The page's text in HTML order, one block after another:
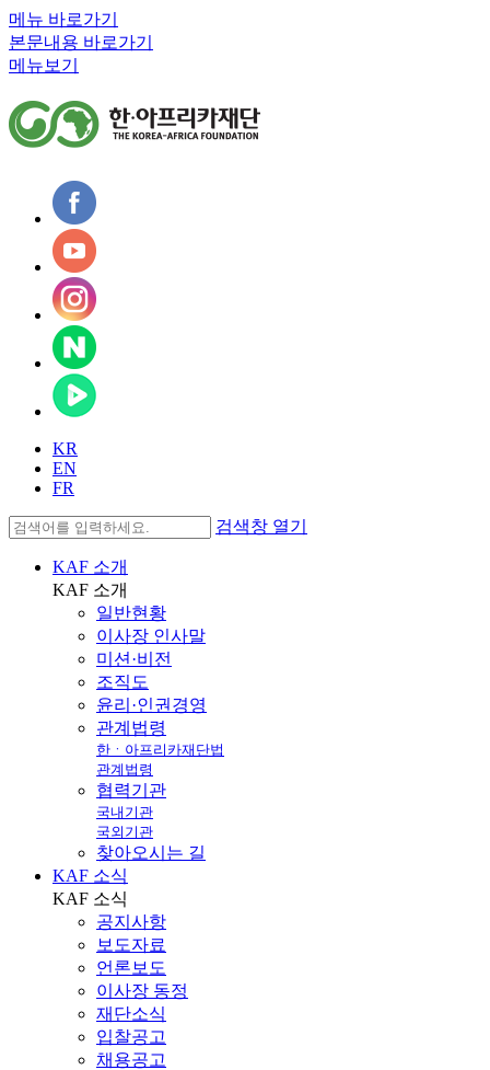
메뉴 바로가기
본문내용 바로가기
메뉴보기
KR
EN
FR
검색창 열기
KAF 소개
KAF 소개
일반현황
이사장 인사말
미션·비전
조직도
윤리·인권경영
관계법령
한ㆍ아프리카재단법
관계법령
협력기관
국내기관
국외기관
찾아오시는 길
KAF 소식
KAF 소식
공지사항
보도자료
언론보도
이사장 동정
재단소식
입찰공고
채용공고